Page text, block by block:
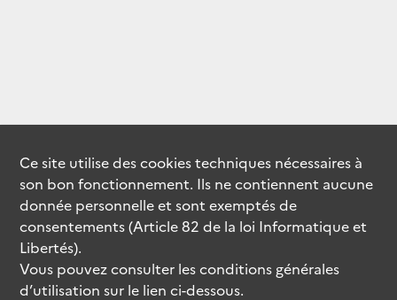
Ce site utilise descookiestechniques nécessaires à
son bon fonctionnement. Ils ne contiennent aucune
donnée personnelle et sont exemptés de
consentements (Article 82 de la loi Informatique et
Libertés).
Vous pouvez consulter les conditions générales
d’utilisation sur le lien ci-dessous.